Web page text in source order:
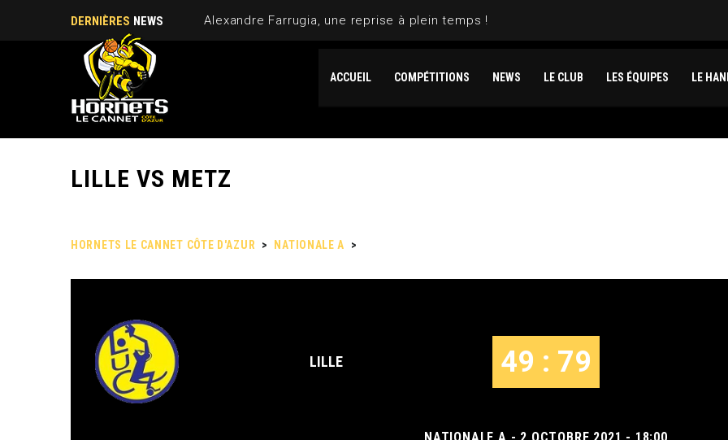
DERNIÈRES NEWS Alexandre Farrugia, une reprise à plein temps !
ACCUEIL COMPÉTITIONS NEWS LE CLUB LES ÉQUIPES LE
LILLE VS METZ
HORNETS LE CANNET CÔTE D'AZUR > NATIONALE A >
LILLE 49 : 79